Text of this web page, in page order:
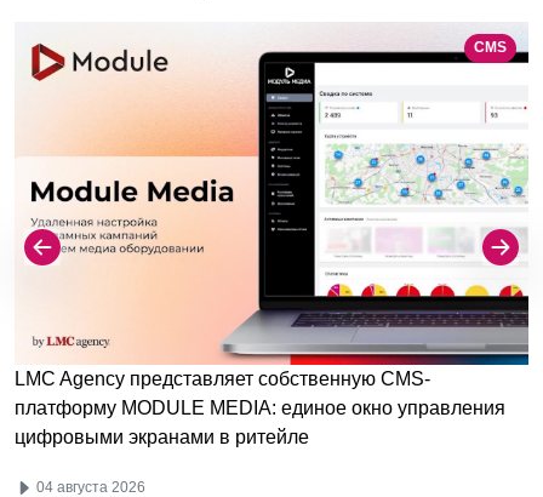
CMS
LMC Agency представляет собственную CMS-
платформу MODULE MEDIA: единое окно управления
цифровыми экранами в ритейле
04 августа 2026